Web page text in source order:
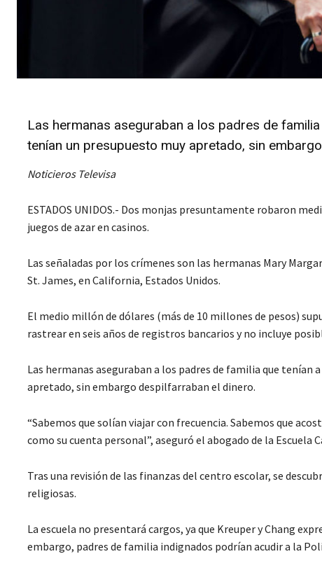
Las hermanas aseguraban a los padres de
tenían un presupuesto muy apretado, sin
Noticieros Televisa
ESTADOS UNIDOS.- Dos monjas presuntamente robaron
juegos de azar en casinos.
Las señaladas por los crímenes son las hermanas Mary
St. James, en California, Estados Unidos.
El medio millón de dólares (más de 10 millones de pesos)
rastrear en seis años de registros bancarios y no incluye
Las hermanas aseguraban a los padres de familia que
apretado, sin embargo despilfarraban el dinero.
“Sabemos que solían viajar con frecuencia. Sabemos que
como su cuenta personal”, aseguró el abogado de la Escuela
Tras una revisión de las finanzas del centro escolar, se
religiosas.
La escuela no presentará cargos, ya que Kreuper y Chang
embargo, padres de familia indignados podrían acudir a la